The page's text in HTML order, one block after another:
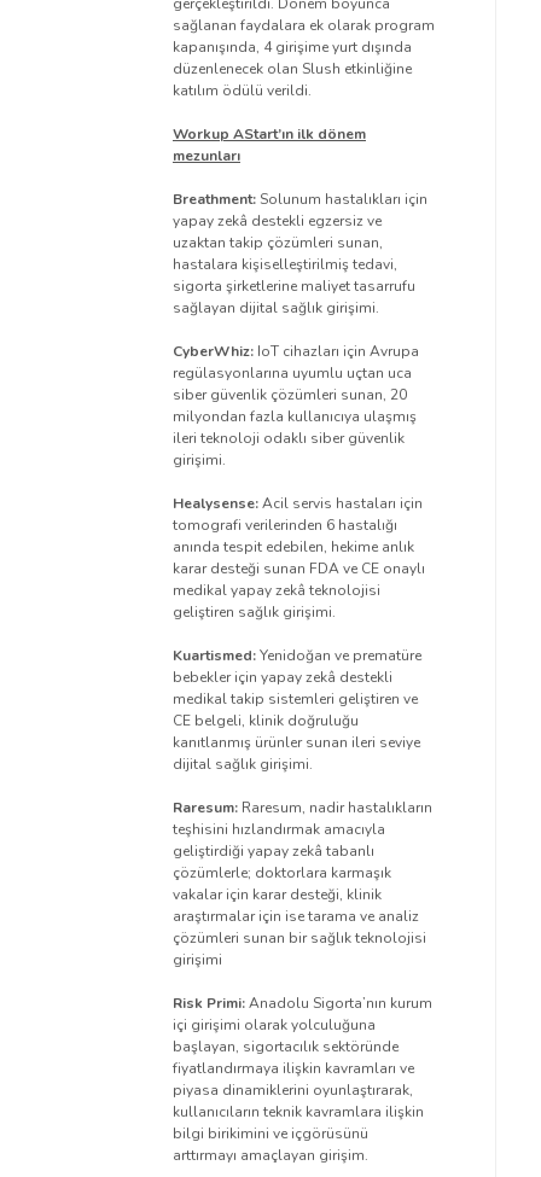
sağlanan faydalara ek olarak program
kapanışında, 4 girişime yurt dışında
düzenlenecek olan Slush etkinliğine
katılım ödülü verildi.
Workup AStart’ın ilk dönem
mezunları
Breathment: Solunum hastalıkları için
yapay zekâ destekli egzersiz ve
uzaktan takip çözümleri sunan,
hastalara kişiselleştirilmiş tedavi,
sigorta şirketlerine maliyet tasarrufu
sağlayan dijital sağlık girişimi.
CyberWhiz: IoT cihazları için Avrupa
regülasyonlarına uyumlu uçtan uca
siber güvenlik çözümleri sunan, 20
milyondan fazla kullanıcıya ulaşmış
ileri teknoloji odaklı siber güvenlik
girişimi.
Healysense:Acil servis hastaları için
tomografi verilerinden 6 hastalığı
anında tespit edebilen, hekime anlık
karar desteği sunan FDA ve CE onaylı
medikal yapay zekâ teknolojisi
geliştiren sağlık girişimi.
Kuartismed:Yenidoğan ve prematüre
bebekler için yapay zekâ destekli
medikal takip sistemleri geliştiren ve
CE belgeli, klinik doğruluğu
kanıtlanmış ürünler sunan ileri seviye
dijital sağlık girişimi.
Raresum: Raresum, nadir hastalıkların
teşhisini hızlandırmak amacıyla
geliştirdiği yapay zekâ tabanlı
çözümlerle; doktorlara karmaşık
vakalar için karar desteği, klinik
araştırmalar için ise tarama ve analiz
çözümleri sunan bir sağlık teknolojisi
girişimi
Risk Primi:Anadolu Sigorta’nın kurum
içi girişimi olarak yolculuğuna
başlayan, sigortacılık sektöründe
fiyatlandırmaya ilişkin kavramları ve
piyasa dinamiklerini oyunlaştırarak,
kullanıcıların teknik kavramlara ilişkin
bilgi birikimini ve içgörüsünü
arttırmayı amaçlayan girişim.